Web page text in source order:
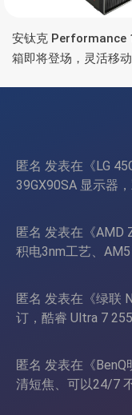
安钛克 Performance
箱即将登场，灵活移
匿名 发表在《LG
39GX90SA 显示器
匿名 发表在《AMD
积电3nm工艺、
匿名 发表在《绿联
订，酷睿 Ultra 7
匿名 发表在《
清短焦、可以24/7